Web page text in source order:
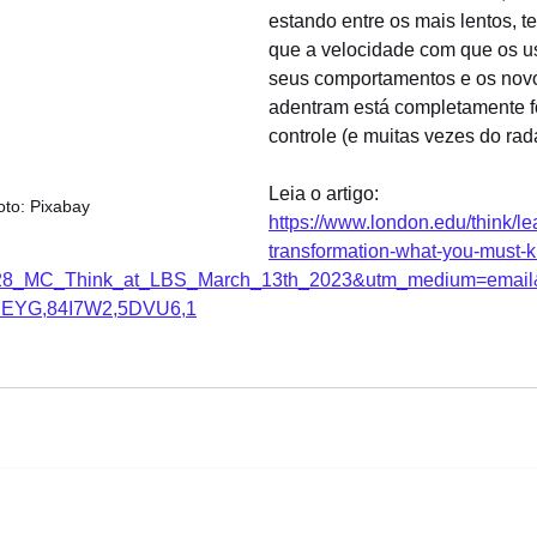
Pixabay
estando entre os mais lentos,
que a velocidade com que os
seus comportamentos e os
adentram está completamente
controle (e muitas vezes do
Leia o artigo:
https://www.london.edu/think/
transformation-what-you-must-